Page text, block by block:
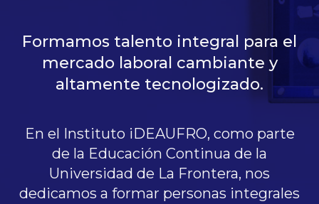
Formamos talento integral para el
mercado laboral cambiante y
altamente tecnologizado.
En el Instituto iDEAUFRO, como parte
de la Educación Continua de la
Universidad de La Frontera, nos
dedicamos a formar personas integrales